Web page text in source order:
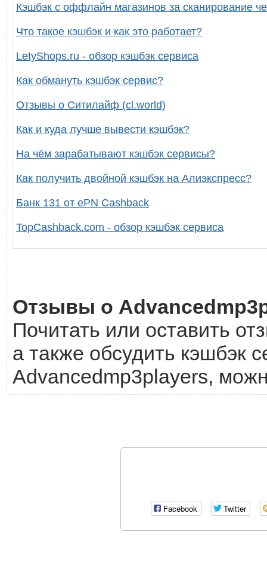
Кэшбэк с оффлайн магазинов за сканирование
Что такое кэшбэк и как это работает?
LetyShops.ru - обзор кэшбэк сервиса
Как обмануть кэшбэк сервис?
Отзывы о Ситилайф (cl.world)
Как и куда лучше вывести кэшбэк?
На чём зарабатывают кэшбэк сервисы?
Как получить двойной кэшбэк на Алиэкспресс?
Банк 131 от ePN Cashback
TopCashback.com - обзор кэшбэк сервиса
Отзывы о
Почитать или оставить
а также обсудить кэшбэк
Advancedmp3players,
Facebook Twitter